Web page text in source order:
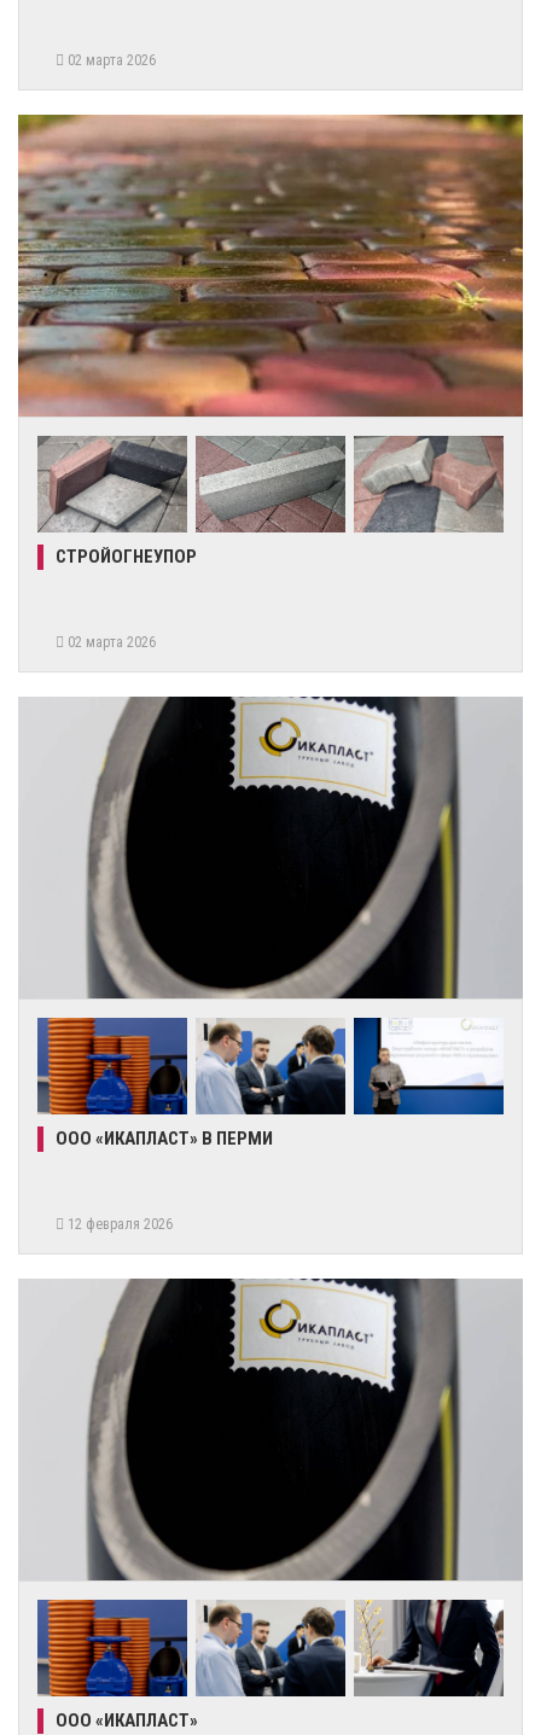
02 марта 2026
СТРОЙОГНЕУПОР
02 марта 2026
ООО «ИКАПЛАСТ» В ПЕРМИ
12 февраля 2026
ООО «ИКАПЛАСТ»